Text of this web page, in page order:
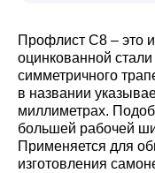
Профлист С8 – это
оцинкованной
симметричного
в названии
миллиметрах.
большей рабочей
Применяется для
изготовления